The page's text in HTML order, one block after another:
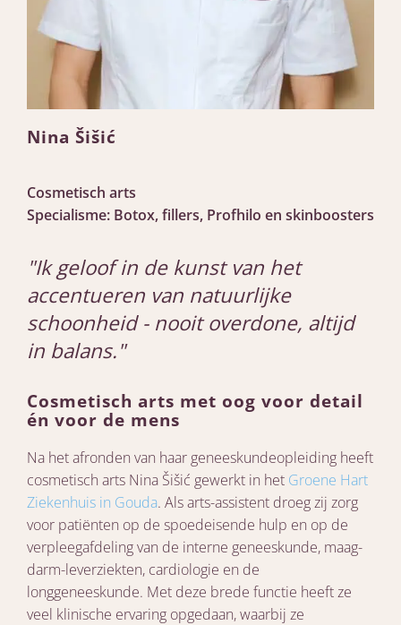
Nina Šišić
Cosmetisch arts
Specialisme: Botox, fillers, Profhilo en skinboosters
"Ik geloof in de kunst van het
accentueren van natuurlijke
schoonheid - nooit overdone, altijd
in balans."
Cosmetisch arts met oog voor detail
én voor de mens
Na het afronden van haar geneeskundeopleiding heeft
cosmetisch arts Nina Šišić gewerkt in het Groene Hart
Ziekenhuis in Gouda. Als arts-assistent droeg zij zorg
voor patiënten op de spoedeisende hulp en op de
verpleegafdeling van de interne geneeskunde, maag-
darm-leverziekten, cardiologie en de
longgeneeskunde. Met deze brede functie heeft ze
veel klinische ervaring opgedaan, waarbij ze